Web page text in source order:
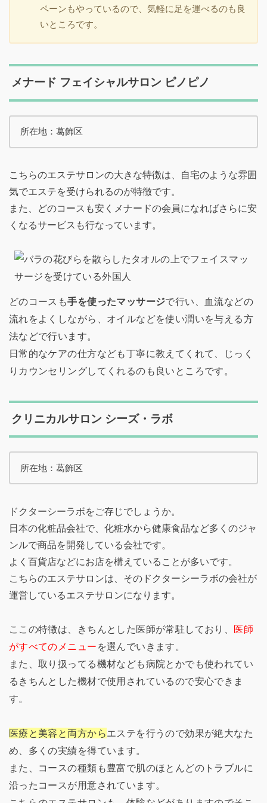
ペーンもやっているので、気軽に足を運べるのも良
いところです。
メナード フェイシャルサロン ピノピノ
所在地：葛飾区
こちらのエステサロンの大きな特徴は、自宅のような雰囲
気でエステを受けられるのが特徴です。
また、どのコースも安くメナードの会員になればさらに安
くなるサービスも行なっています。
どのコースも手を使ったマッサージで行い、血流などの
流れをよくしながら、オイルなどを使い潤いを与える方
法などで行います。
日常的なケアの仕方なども丁寧に教えてくれて、じっく
りカウンセリングしてくれるのも良いところです。
クリニカルサロン シーズ・ラボ
所在地：葛飾区
ドクターシーラボをご存じでしょうか。
日本の化粧品会社で、化粧水から健康食品など多くのジャ
ンルで商品を開発している会社です。
よく百貨店などにお店を構えていることが多いです。
こちらのエステサロンは、そのドクターシーラボの会社が
運営しているエステサロンになります。
ここの特徴は、きちんとした医師が常駐しており、 医師
がすべてのメニュー を選んでいきます。
また、取り扱ってる機材なども病院とかでも使われてい
るきちんとした機材で使用されているので安心できま
す。
医療と美容と両方からエステを行うので効果が絶大なた
め、多くの実績を得ています。
また、コースの種類も豊富で肌のほとんどのトラブルに
沿ったコースが用意されています。